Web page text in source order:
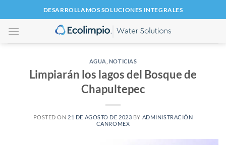
al
contenido
DESARROLLAMOS SOLUCIONES INTEGRALES
AGUA NOTICIAS
Limpiarán los lagos del Bosque de
Chapultepec
POSTED ON 21 DE AGOSTO DE 2023 BY ADMINISTRACIÓN
CANROMEX